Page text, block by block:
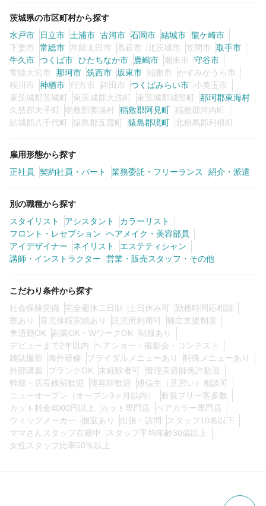
ヘアメイク・美容部員
ネイリスト エステティシャン
講師・インストラクター 営業・販売スタッフ・その他
雇用形態
詳細条件
土日休み可 詳細条件を変更
検索する
茨城県の市区町村から探す
水戸市
日立市 土浦市 古河市 石岡市 結城市 龍ケ崎市
下妻市
常総市 常陸太田市 高萩市 北茨城市 笠間市
取手市
牛久市 つくば市 ひたちなか市 鹿嶋市 潮来市
守谷市
常陸大宮市
那珂市 筑西市 坂東市 稲敷市
かすみがうら市
桜川市
神栖市 行方市 鉾田市 つくばみらい市 小美玉市
東茨城郡茨城町
東茨城郡大洗町 東茨城郡城里町
那珂郡東海村
久慈郡大子町
稲敷郡美浦村 稲敷郡阿見町 稲敷郡河内町
結城郡八千代町
猿島郡五霞町 猿島郡境町 北相馬郡利根町
雇用形態から探す
正社員
契約社員・パート 業務委託・フリーランス 紹介・派遣
別の職種から探す
スタイリスト
アシスタント
カラーリスト
フロント・レセプション
ヘアメイク・美容部員
アイデザイナー
ネイリスト
エステティシャン
講師・インストラクター
営業・販売スタッフ・その他
こだわり条件から探す
社会保険完備
完全週休二日制 土日休み可
勤務時間応相談
寮あり
育児休暇実績あり 託児所利用可
独立支援制度
車通勤OK
副業OK・WワークOK
制服あり
デビューまで2年以内
ヘアショー・撮影会・コンテスト
雑誌撮影
海外研修 ブライダルメニューあり
特殊メニューあり
外部講習
ブランクOK 未経験者可
管理美容師免許歓迎
幹部・店長候補歓迎
理容師歓迎
通信生（見習い）相談可
ニューオープン（オープン3ヶ月以内）
新規フリー客多数
カット料金4000円以上
カット専門店
ヘアカラー専門店
ウィッグメーカー
個室あり 出張・訪問
スタッフ10名以下
ママさんスタッフ在籍中
スタッフ平均年齢30歳以上
女性スタッフ比率50％以上